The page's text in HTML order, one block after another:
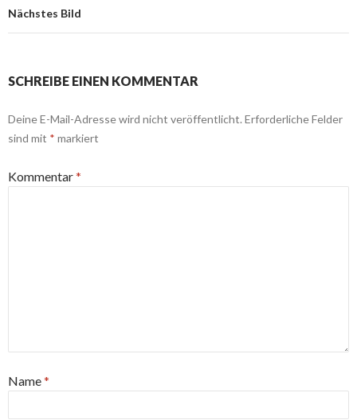
Nächstes Bild
SCHREIBE EINEN KOMMENTAR
Deine E-Mail-Adresse wird nicht veröffentlicht. Erforderliche Felder
sind mit * markiert
Kommentar*
Name*